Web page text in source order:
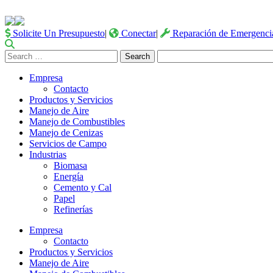
Solicite Un Presupuesto| Conectar| Reparación de
Search
for:
Empresa
Contacto
Productos y Servicios
Manejo de Aire
Manejo de Combustibles
Manejo de Cenizas
Servicios de Campo
Industrias
Biomasa
Energía
Cemento y Cal
Papel
Refinerías
Empresa
Contacto
Productos y Servicios
Manejo de Aire